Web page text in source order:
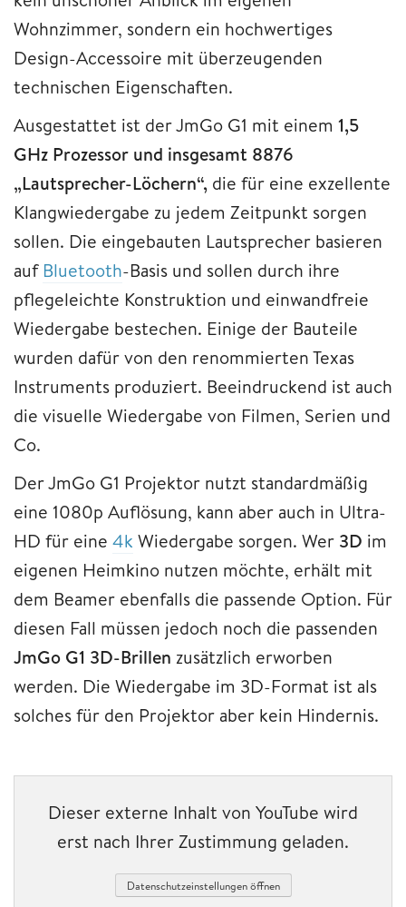
Wohnzimmer, sondern ein hochwertiges
Design-Accessoire mit überzeugenden
technischen Eigenschaften.
Ausgestattet ist der JmGo G1 mit einem 1,5
GHz Prozessor und insgesamt 8876
„Lautsprecher-Löchern“, die für eine exzellente
Klangwiedergabe zu jedem Zeitpunkt sorgen
sollen. Die eingebauten Lautsprecher basieren
auf Bluetooth-Basis und sollen durch ihre
pflegeleichte Konstruktion und einwandfreie
Wiedergabe bestechen. Einige der Bauteile
wurden dafür von den renommierten Texas
Instruments produziert. Beeindruckend ist auch
die visuelle Wiedergabe von Filmen, Serien und
Co.
Der JmGo G1 Projektor nutzt standardmäßig
eine 1080p Auflösung, kann aber auch in Ultra-
HD für eine 4k Wiedergabe sorgen. Wer 3D im
eigenen Heimkino nutzen möchte, erhält mit
dem Beamer ebenfalls die passende Option. Für
diesen Fall müssen jedoch noch die passenden
JmGo G1 3D-Brillen zusätzlich erworben
werden. Die Wiedergabe im 3D-Format ist als
solches für den Projektor aber kein Hindernis.
Dieser externe Inhalt von YouTube wird
erst nach Ihrer Zustimmung geladen.
Datenschutzeinstellungen öffnen